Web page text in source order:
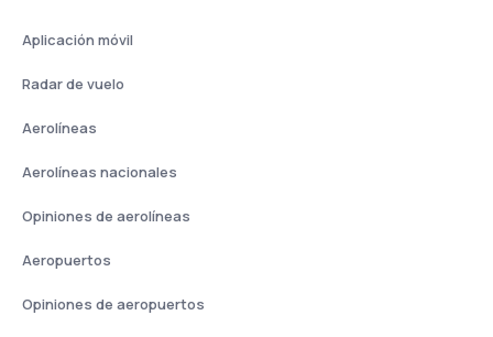
Aplicación móvil
Radar de vuelo
Aerolíneas
Aerolíneas nacionales
Opiniones de aerolíneas
Aeropuertos
Opiniones de aeropuertos